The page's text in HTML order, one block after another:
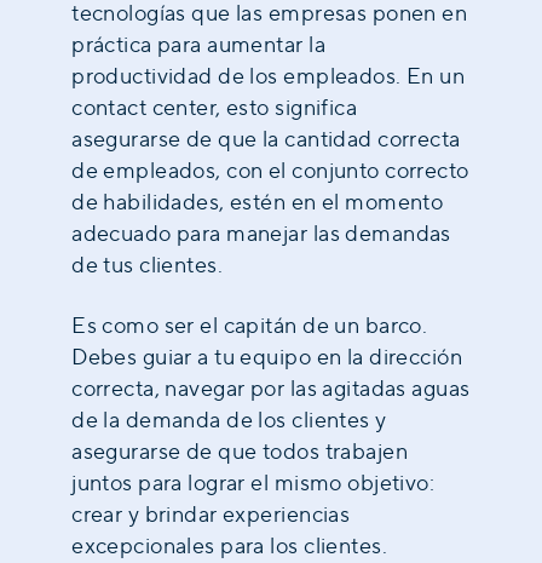
tecnologías que las empresas ponen en
práctica para aumentar la
productividad de los empleados. En un
contact center, esto significa
asegurarse de que la cantidad correcta
de empleados, con el conjunto correcto
de habilidades, estén en el momento
adecuado para manejar las demandas
de tus clientes.
Es como ser el capitán de un barco.
Debes guiar a tu equipo en la dirección
correcta, navegar por las agitadas aguas
de la demanda de los clientes y
asegurarse de que todos trabajen
juntos para lograr el mismo objetivo:
crear y brindar experiencias
excepcionales para los clientes.